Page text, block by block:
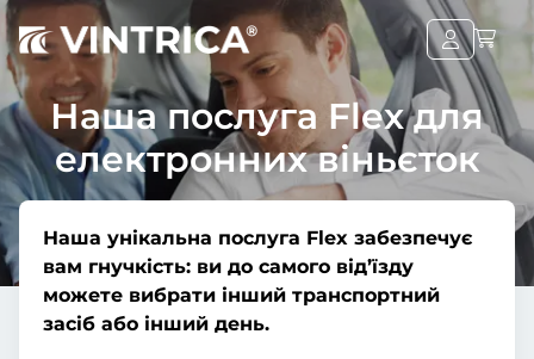
Наша послуга Flex для
електронних віньєток
Наша унікальна послуга Flex забезпечує
вам гнучкість: ви до самого від’їзду
можете вибрати інший транспортний
засіб або інший день.